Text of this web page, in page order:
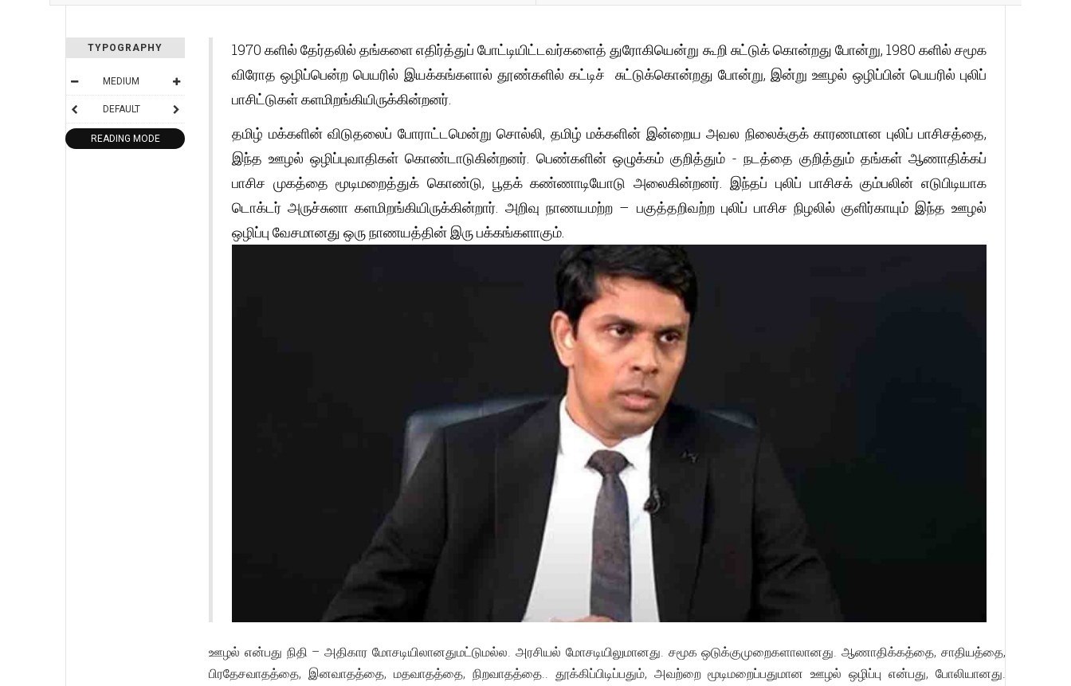
TYPOGRAPHY
MEDIUM
DEFAULT
READING MODE
1970 களில் தேர்தலில் தங்களை எதிர்த்துப் போட்டியிட்டவர்களைத் துரோகியென்று கூறி சுட்டுக் கொன்றது போன்று, 1980 களில் சமூக
விரோத ஒழிப்பென்ற பெயரில் இயக்கங்களால் தூண்களில் கட்டிச் சுட்டுக்கொன்றது போன்று, இன்று ஊழல் ஒழிப்பின் பெயரில் புலிப்
பாசிட்டுகள் களமிறங்கியிருக்கின்றனர்.
தமிழ் மக்களின் விடுதலைப் போராட்டமென்று சொல்லி, தமிழ் மக்களின் இன்றைய அவல நிலைக்குக் காரணமான புலிப் பாசிசத்தை,
இந்த ஊழல் ஒழிப்புவாதிகள் கொண்டாடுகின்றனர். பெண்களின் ஒழுக்கம் குறித்தும் - நடத்தை குறித்தும் தங்கள் ஆணாதிக்கப்
பாசிச முகத்தை மூடிமறைத்துக் கொண்டு, பூதக் கண்ணாடியோடு அலைகின்றனர். இந்தப் புலிப் பாசிசக் கும்பலின் எடுபிடியாக
டொக்டர் அருச்சுனா களமிறங்கியிருக்கின்றார். அறிவு நாணயமற்ற – பகுத்தறிவற்ற புலிப் பாசிச நிழலில் குளிர்காயும் இந்த ஊழல்
ஒழிப்பு வேசமானது ஒரு நாணயத்தின் இரு பக்கங்களாகும்.
ஊழல் என்பது நிதி – அதிகார மோசடியிலானதுமட்டுமல்ல. அரசியல் மோசடியிலுமானது. சமூக ஒடுக்குமுறைகளாலானது. ஆணாதிக்கத்தை, சாதியத்தை,
பிரதேசவாதத்தை, இனவாதத்தை, மதவாதத்தை, நிறவாதத்தை.. தூக்கிப்பிடிப்பதும், அவற்றை மூடிமறைப்பதுமான ஊழல் ஒழிப்பு என்பது, போலியானது.